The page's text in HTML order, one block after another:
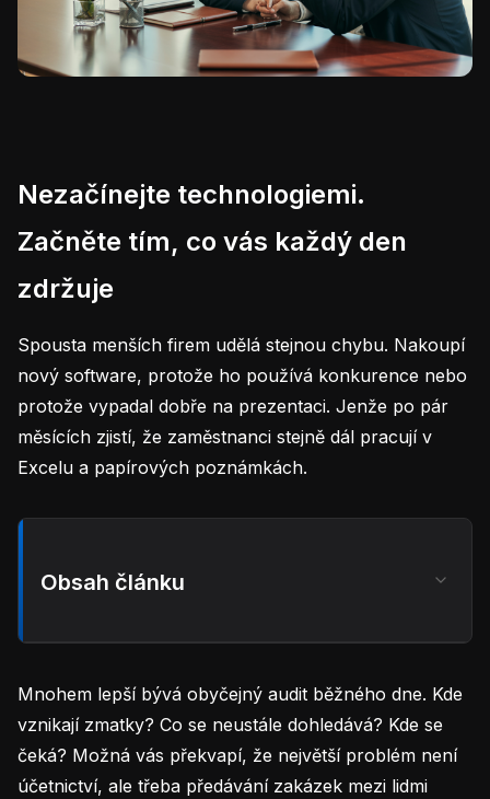
Nezačínejte technologiemi.
Začněte tím, co vás každý den
zdržuje
Spousta menších firem udělá stejnou chybu. Nakoupí
nový software, protože ho používá konkurence nebo
protože vypadal dobře na prezentaci. Jenže po pár
měsících zjistí, že zaměstnanci stejně dál pracují v
Excelu a papírových poznámkách.
Obsah článku
Mnohem lepší bývá obyčejný audit běžného dne. Kde
vznikají zmatky? Co se neustále dohledává? Kde se
čeká? Možná vás překvapí, že největší problém není
účetnictví, ale třeba předávání zakázek mezi lidmi